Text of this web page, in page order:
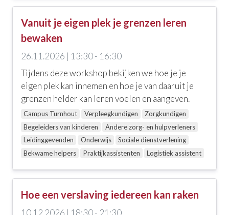
Vanuit je eigen plek je grenzen leren
bewaken
26.11.2026 | 13:30 - 16:30
Tijdens deze workshop bekijken we hoe je je
eigen plek kan innemen en hoe je van daaruit je
grenzen helder kan leren voelen en aangeven.
Campus Turnhout Verpleegkundigen
Zorgkundigen
Begeleiders van kinderen
Andere zorg- en hulpverleners
Leidinggevenden
Onderwijs
Sociale dienstverlening
Bekwame helpers
Praktijkassistenten Logistiek assistent
Hoe een verslaving iedereen kan raken
10.12.2026 | 18:30 - 21:30